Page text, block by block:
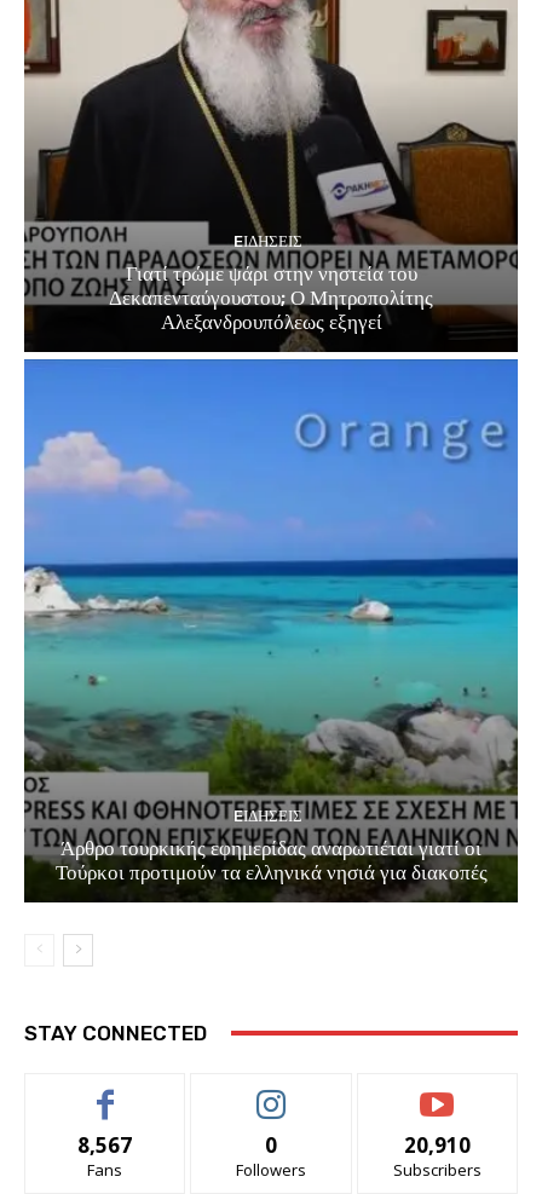
EΙΔΗΣΕΙΣ
Γιατί τρώμε ψάρι στην νηστεία του
Δεκαπενταύγουστου; Ο Μητροπολίτης
Αλεξανδρουπόλεως εξηγεί
EΙΔΗΣΕΙΣ
Άρθρο τουρκικής εφημερίδας αναρωτιέται γιατί οι
Τούρκοι προτιμούν τα ελληνικά νησιά για διακοπές
STAY CONNECTED
8,567
Fans
0
Followers
20,910
Subscribers